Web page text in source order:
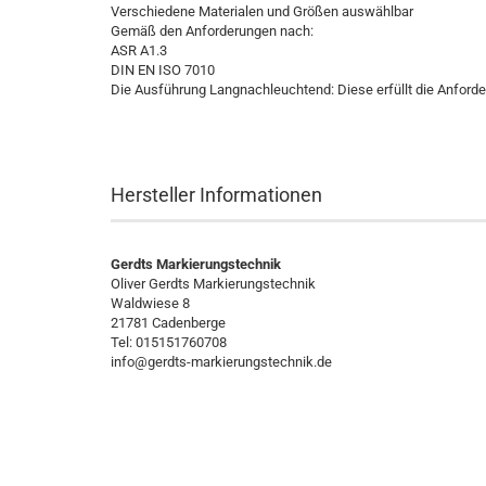
Verschiedene Materialen und Größen auswählbar
Gemäß den Anforderungen nach:
ASR A1.3
DIN EN ISO 7010
Die Ausführung Langnachleuchtend: Diese erfüllt die
Hersteller Informationen
Gerdts Markierungstechnik
Oliver Gerdts Markierungstechnik
Waldwiese 8
21781 Cadenberge
Tel: 015151760708
info@gerdts-markierungstechnik.de